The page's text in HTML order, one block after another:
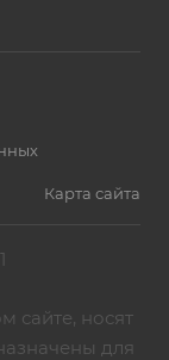
Карта сайта
сайте, носят
для